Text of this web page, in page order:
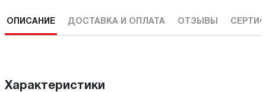
ОПИСАНИЕ ДОСТАВКА И ОПЛАТА ОТЗЫВЫ
Характеристики